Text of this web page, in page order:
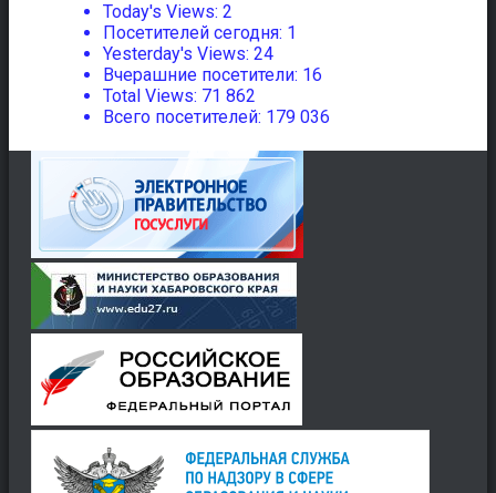
Today's Views: 2
Посетителей сегодня: 1
Yesterday's Views: 24
Вчерашние посетители: 16
Total Views: 71 862
Всего посетителей: 179 036